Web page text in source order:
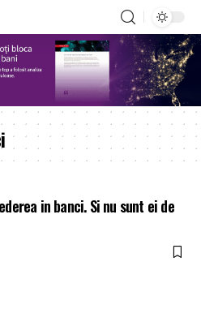
in banci. Si nu sunt ei de